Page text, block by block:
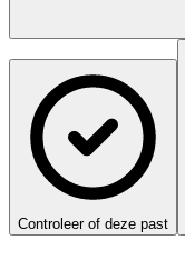
Controleer of deze past